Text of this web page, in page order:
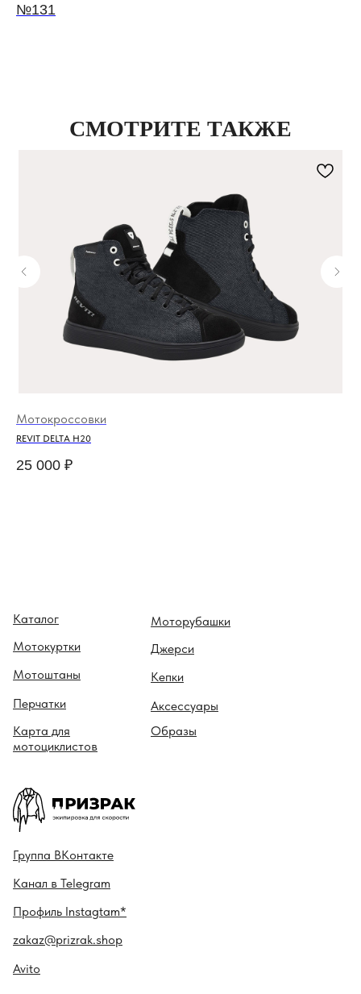
№131
СМОТРИТЕ ТАКЖЕ
REVIT DELTA H20
Мотокроссовки
25 000 ₽
Каталог
Мотокуртки
Мотоштаны
Перчатки
Карта для
мотоциклистов
Моторубашки
Образы
Джерси
Кепки
Аксессуары
Канал в Telegram
Профиль Instagtam*
Гру ппа ВКонтакте
zakaz@prizrak.shop
Avito